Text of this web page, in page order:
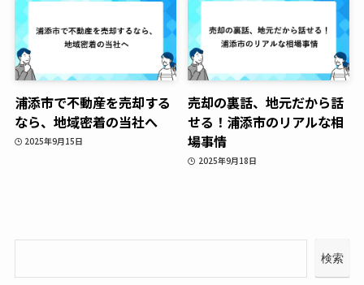
浦添市で不動産を売却する
なら、地域密着の当社へ
2025年9月15日
売却の裏話、地元だから話
せる！浦添市のリアルな相
場事情
2025年9月18日
検索